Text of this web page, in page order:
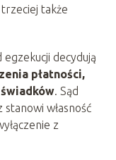
także
decydują
płatności,
. Sąd
własność
z